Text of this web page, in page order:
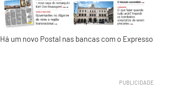
Há um novo Postal nas bancas com o Expresso